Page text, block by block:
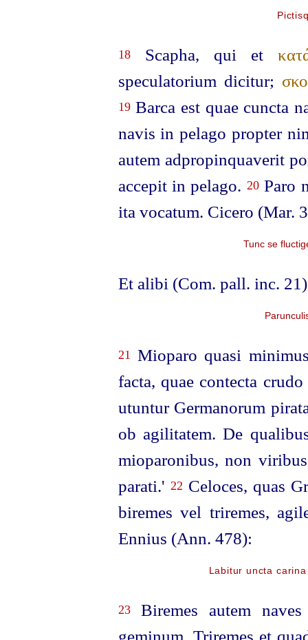
18Scapha, qui et
speculatorium dicitur;
19Barca est quae cuncta
navis in pelago propter
autem adpropinquaverit
accepit in pelago. 20Paro
ita vocatum. Cicero (Mar.
Tunc se
Et alibi (Com. pall. inc.
21 Mioparo quasi
facta, quae contecta
utuntur Germanorum
ob agilitatem. De
mioparonibus, non
parati.' 22 Celoces, quas
biremes vel triremes,
Ennius (Ann. 478):
Labitur uncta
23Biremes autem naves
geminum. Triremes et